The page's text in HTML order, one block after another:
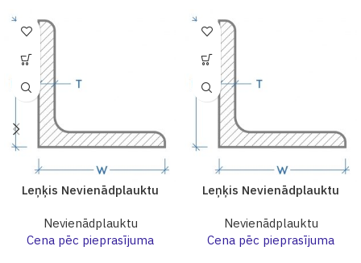
Leņķis Nevienādplauktu
Nevienādplauktu
Cena pēc pieprasījuma
Leņķis Nevienādplauktu
Nevienādplauktu
Cena pēc pieprasījuma